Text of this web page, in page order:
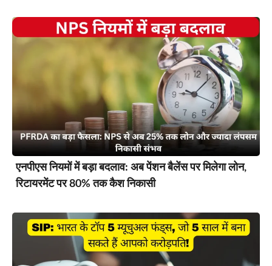
एनपीएस नियमों में बड़ा बदलाव: अब पेंशन बैलेंस पर मिलेगा लोन,
रिटायरमेंट पर 80% तक कैश निकासी